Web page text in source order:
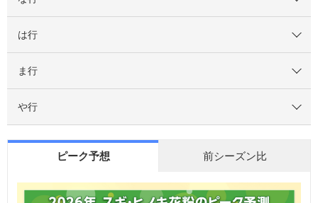
は行
ま行
や行
ピーク予想 前シーズン比